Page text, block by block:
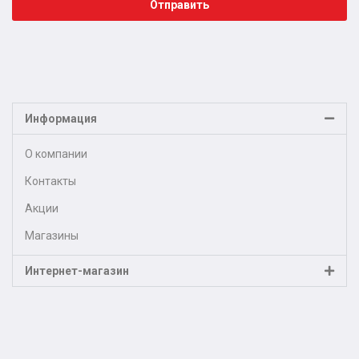
Отправить
Информация
О компании
Контакты
Акции
Магазины
Интернет-магазин